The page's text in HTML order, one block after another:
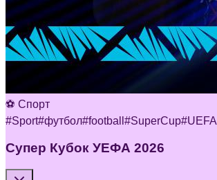
⚽ Спорт
#Sport#футбол#football #SuperCup#UEFA
Супер Кубок УЕФА 2026